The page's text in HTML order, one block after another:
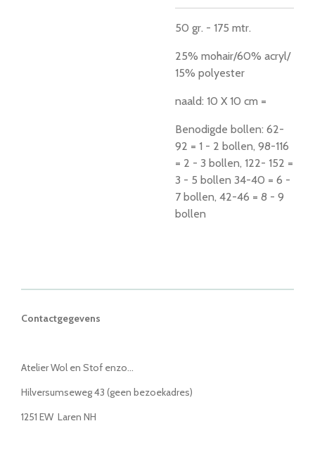
50 gr. - 175 mtr.
25% mohair/60% acryl/
15% polyester
naald: 10 X 10 cm =
Benodigde bollen: 62-
92 = 1 - 2 bollen, 98-116
= 2 - 3 bollen, 122- 152 =
3 - 5 bollen 34-40 = 6 -
7 bollen, 42-46 = 8 - 9
bollen
Contactgegevens
Atelier Wol en Stof enzo...
Hilversumseweg 43 (geen bezoekadres)
1251 EW Laren NH